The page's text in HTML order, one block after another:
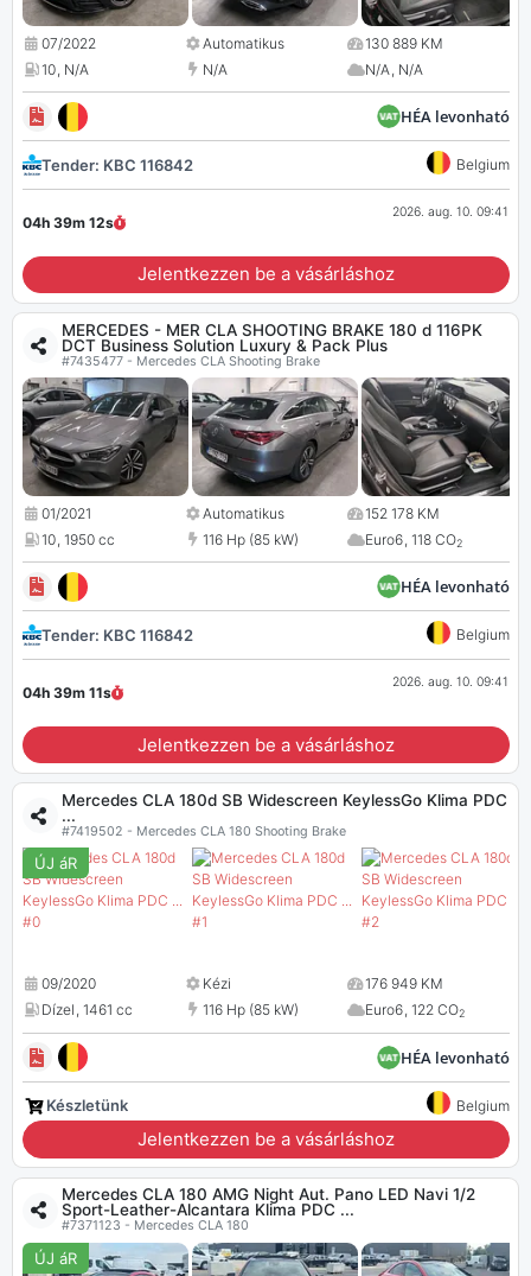
07/2022 Automatikus
130 889 KM
10, N/A N/A N/A, N/A
HÉA levonható
Tender: KBC 116842 Belgium
04h 39m 11s
2026. aug. 10. 09:41
Jelentkezzen be a vásárláshoz
MERCEDES - MER CLA SHOOTING BRAKE 180 d 116PK
DCT Business Solution Luxury & Pack Plus
#7435477 - Mercedes CLA Shooting Brake
01/2021 Automatikus
152 178 KM
10, 1950 cc 116 Hp (85 kW) Euro6, 118 CO2
HÉA levonható
Tender: KBC 116842 Belgium
04h 39m 10s
2026. aug. 10. 09:41
Jelentkezzen be a vásárláshoz
Mercedes CLA 180d SB Widescreen KeylessGo Klima PDC
...
#7419502 - Mercedes CLA 180 Shooting Brake
ÚJ áR
09/2020 Kézi
176 949 KM
Dízel, 1461 cc 116 Hp (85 kW) Euro6, 122 CO2
HÉA levonható
Készletünk Belgium
Jelentkezzen be a vásárláshoz
Mercedes CLA 180 AMG Night Aut. Pano LED Navi 1/2
Sport-Leather-Alcantara Klima PDC ...
#7371123 - Mercedes CLA 180
ÚJ áR